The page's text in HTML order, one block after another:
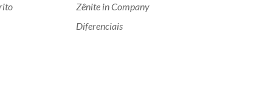
Zênite in Company
Diferenciais